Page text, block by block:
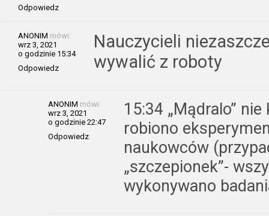
Odpowiedz
ANONIM mówi:
wrz 3, 2021
o godzinie 15:34
Odpowiedz
Nauczycieli
wywalić z roboty
ANONIM mówi:
wrz 3, 2021
o godzinie 22:47
Odpowiedz
15:34 „Mądralo”
robiono
naukowców
„szczepionek”-
wykonywano